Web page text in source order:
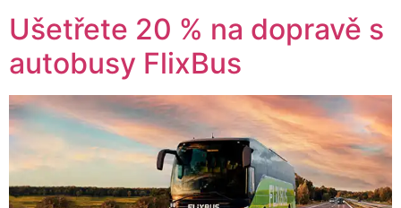
Ušetřete 20 % na dopravě s
autobusy FlixBus